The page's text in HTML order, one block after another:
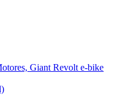
Giant Revolt e-bike